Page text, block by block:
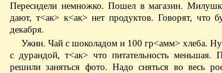
Пересидели немножко. Пошел в магазин.
дают, т<ак> к<ак> нет продуктов. Говорят, что
декабря.
Ужин. Чай с шоколадом и 100 гр<амм> хлеба. Ну
с дурандой, т<ак> что питательность меньшая.
решили заняться фото. Надо сняться во весь